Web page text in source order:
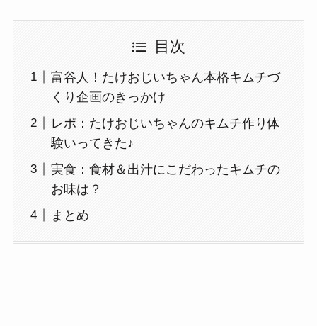
目次
富谷人！たけおじいちゃん本格キムチづ
くり企画のきっかけ
レポ：たけおじいちゃんのキムチ作り体
験いってきた♪
実食：食材＆出汁にこだわったキムチの
お味は？
まとめ